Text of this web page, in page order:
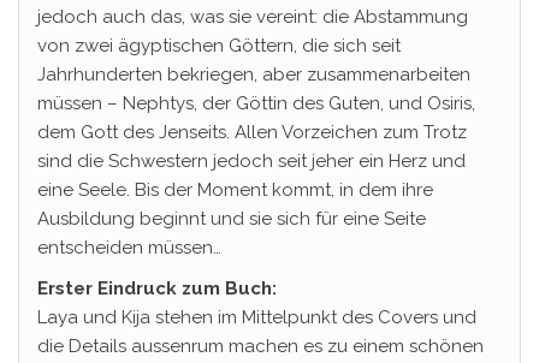
jedoch auch das, was sie vereint: die Abstammung
von zwei ägyptischen Göttern, die sich seit
Jahrhunderten bekriegen, aber zusammenarbeiten
müssen – Nephtys, der Göttin des Guten, und Osiris,
dem Gott des Jenseits. Allen Vorzeichen zum Trotz
sind die Schwestern jedoch seit jeher ein Herz und
eine Seele. Bis der Moment kommt, in dem ihre
Ausbildung beginnt und sie sich für eine Seite
entscheiden müssen…
Erster Eindruck zum Buch:
Laya und Kija stehen im Mittelpunkt des Covers und
die Details aussenrum machen es zu einem schönen